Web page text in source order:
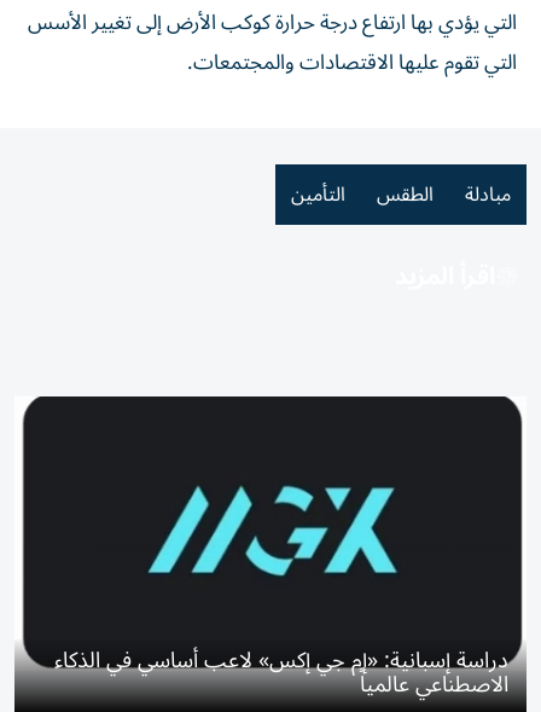
التي يؤدي بها ارتفاع درجة حرارة كوكب الأرض إلى تغيير الأسس
التي تقوم عليها الاقتصادات والمجتمعات.
مبادلة الطقس التأمين
دراسة إسبانية: «إم جي إكس» لاعب أساسي في الذكاء
الاصطناعي عالمياً